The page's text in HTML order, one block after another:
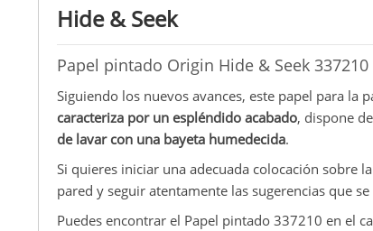
Hide & Seek
Papel pintado Origin Hide & Seek 337210
Siguiendo los nuevos avances, este papel para la
caracteriza por un espléndido acabado, dispone
de lavar con una bayeta humedecida.
Si quieres iniciar una adecuada colocación sobre
pared y seguir atentamente las sugerencias que
Puedes encontrar el Papel pintado 337210 en el